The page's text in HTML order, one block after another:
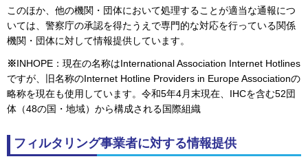
このほか、他の機関・団体において処理することが適当な通報につ
いては、警察庁の承認を得たうえで専門的な対応を行っている関係
機関・団体に対して情報提供しています。
※INHOPE：現在の名称はInternational Association Internet Hotlines
ですが、旧名称のInternet Hotline Providers in Europe Associationの
略称を現在も使用しています。令和5年4月末現在、IHCを含む52団
体（48の国・地域）から構成される国際組織
フィルタリング事業者に対する情報提供